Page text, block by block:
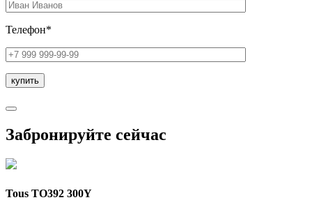
Телефон*
Забронируйте сейчас
Tous TO392 300Y